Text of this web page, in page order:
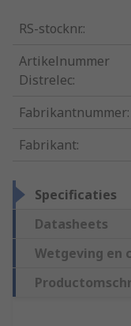
RS-stocknr.:
Artikelnummer
Distrelec:
Fabrikantnummer:
Fabrikant:
Specificaties
Datasheets
Wetgeving en